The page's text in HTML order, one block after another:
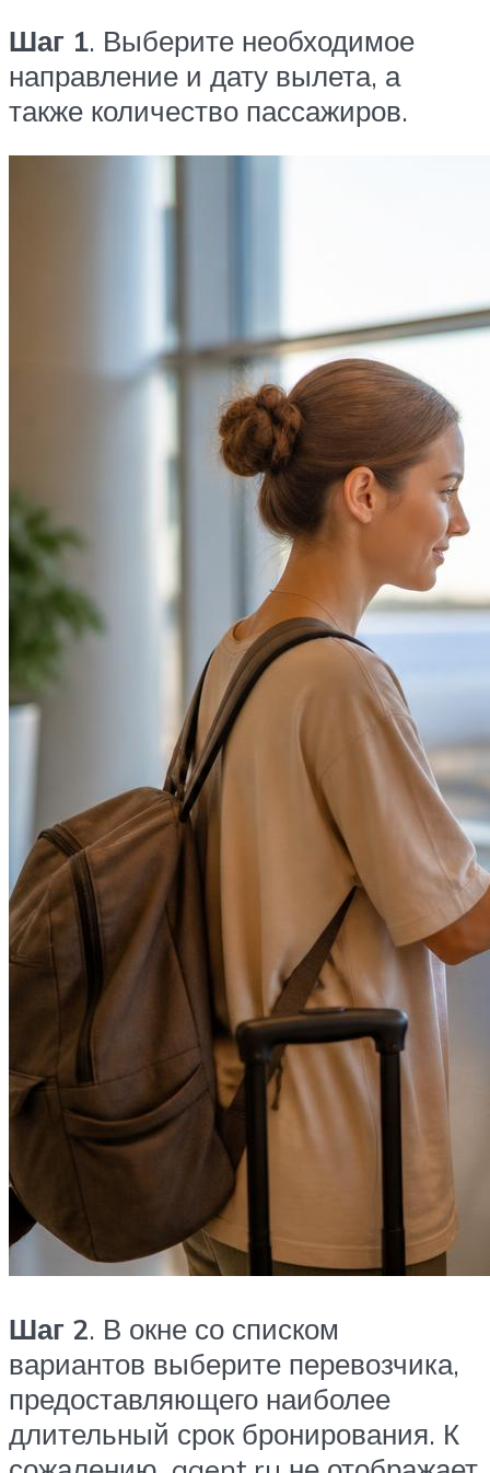
Шаг 1. Выберите необходимое
направление и дату вылета, а
также количество пассажиров.
Шаг 2. В окне со списком
вариантов выберите перевозчика,
предоставляющего наиболее
длительный срок бронирования. К